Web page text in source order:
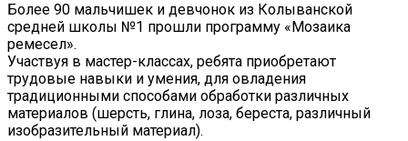
Более 90 мальчишек и девчонок из Колыванской
средней школы №1 прошли программу «Мозаика
ремесел».
Участвуя в мастер-классах, ребята приобретают
трудовые навыки и умения, для овладения
традиционными способами обработки различных
материалов (шерсть, глина, лоза, береста, различный
изобразительный материал).